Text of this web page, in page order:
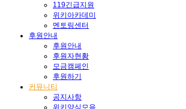
119긴급지원
위키아카데미
멘토링센터
후원안내
후원안내
후원자현황
모금캠페인
후원하기
커뮤니티
공지사항
위키양식모음